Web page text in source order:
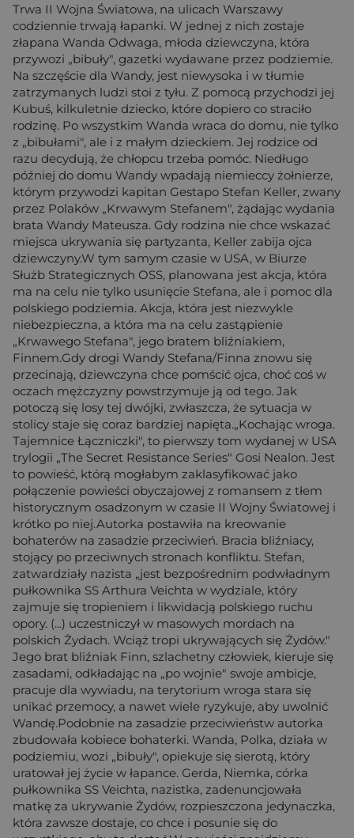
Trwa II Wojna Światowa, na ulicach Warszawy
codziennie trwają łapanki. W jednej z nich zostaje
złapana Wanda Odwaga, młoda dziewczyna, która
przywozi „bibuły", gazetki wydawane przez podziemie.
Na szczęście dla Wandy, jest niewysoka i w tłumie
zatrzymanych ludzi stoi z tyłu. Z pomocą przychodzi jej
Kubuś, kilkuletnie dziecko, które dopiero co straciło
rodzinę. Po wszystkim Wanda wraca do domu, nie tylko
z „bibułami", ale i z małym dzieckiem. Jej rodzice od
razu decydują, że chłopcu trzeba pomóc. Niedługo
później do domu Wandy wpadają niemieccy żołnierze,
którym przywodzi kapitan Gestapo Stefan Keller, zwany
przez Polaków „Krwawym Stefanem", żądając wydania
brata Wandy Mateusza. Gdy rodzina nie chce wskazać
miejsca ukrywania się partyzanta, Keller zabija ojca
dziewczyny.W tym samym czasie w USA, w Biurze
Służb Strategicznych OSS, planowana jest akcja, która
ma na celu nie tylko usunięcie Stefana, ale i pomoc dla
polskiego podziemia. Akcja, która jest niezwykle
niebezpieczna, a która ma na celu zastąpienie
„Krwawego Stefana", jego bratem bliźniakiem,
Finnem.Gdy drogi Wandy Stefana/Finna znowu się
przecinają, dziewczyna chce pomścić ojca, choć coś w
oczach mężczyzny powstrzymuje ją od tego. Jak
potoczą się losy tej dwójki, zwłaszcza, że sytuacja w
stolicy staje się coraz bardziej napięta.„Kochając wroga.
Tajemnice Łączniczki", to pierwszy tom wydanej w USA
trylogii „The Secret Resistance Series" Gosi Nealon. Jest
to powieść, którą mogłabym zaklasyfikować jako
połączenie powieści obyczajowej z romansem z tłem
historycznym osadzonym w czasie II Wojny Światowej i
krótko po niej.Autorka postawiła na kreowanie
bohaterów na zasadzie przeciwień. Bracia bliźniacy,
stojący po przeciwnych stronach konfliktu. Stefan,
zatwardziały nazista „jest bezpośrednim podwładnym
pułkownika SS Arthura Veichta w wydziale, który
zajmuje się tropieniem i likwidacją polskiego ruchu
opory. (...) uczestniczył w masowych mordach na
polskich Żydach. Wciąż tropi ukrywających się Żydów."
Jego brat bliźniak Finn, szlachetny człowiek, kieruje się
zasadami, odkładając na „po wojnie" swoje ambicje,
pracuje dla wywiadu, na terytorium wroga stara się
unikać przemocy, a nawet wiele ryzykuje, aby uwolnić
Wandę.Podobnie na zasadzie przeciwieństw autorka
zbudowała kobiece bohaterki. Wanda, Polka, działa w
podziemiu, wozi „bibuły", opiekuje się sierotą, który
uratował jej życie w łapance. Gerda, Niemka, córka
pułkownika SS Veichta, nazistka, zadenuncjowała
matkę za ukrywanie Żydów, rozpieszczona jedynaczka,
która zawsze dostaje, co chce i posunie się do